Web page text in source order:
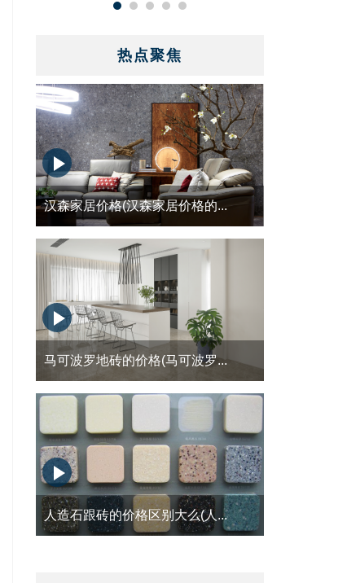
热点聚焦
汉森家居价格(汉森家居价格的...
马可波罗地砖的价格(马可波罗...
人造石跟砖的价格区别大么(人...